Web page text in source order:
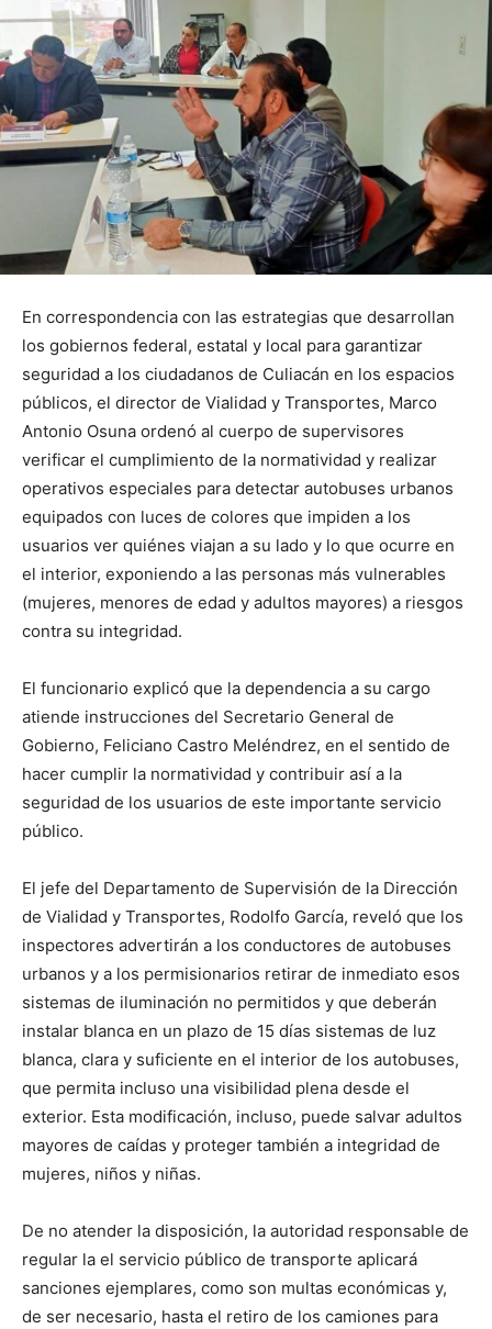
En correspondencia con las estrategias que desarrollan
los gobiernos federal, estatal y local para garantizar
seguridad a los ciudadanos de Culiacán en los espacios
públicos, el director de Vialidad y Transportes, Marco
Antonio Osuna ordenó al cuerpo de supervisores
verificar el cumplimiento de la normatividad y realizar
operativos especiales para detectar autobuses urbanos
equipados con luces de colores que impiden a los
usuarios ver quiénes viajan a su lado y lo que ocurre en
el interior, exponiendo a las personas más vulnerables
(mujeres, menores de edad y adultos mayores) a riesgos
contra su integridad.
El funcionario explicó que la dependencia a su cargo
atiende instrucciones del Secretario General de
Gobierno, Feliciano Castro Meléndrez, en el sentido de
hacer cumplir la normatividad y contribuir así a la
seguridad de los usuarios de este importante servicio
público.
El jefe del Departamento de Supervisión de la Dirección
de Vialidad y Transportes, Rodolfo García, reveló que los
inspectores advertirán a los conductores de autobuses
urbanos y a los permisionarios retirar de inmediato esos
sistemas de iluminación no permitidos y que deberán
instalar blanca en un plazo de 15 días sistemas de luz
blanca, clara y suficiente en el interior de los autobuses,
que permita incluso una visibilidad plena desde el
exterior. Esta modificación, incluso, puede salvar adultos
mayores de caídas y proteger también a integridad de
mujeres, niños y niñas.
De no atender la disposición, la autoridad responsable de
regular la el servicio público de transporte aplicará
sanciones ejemplares, como son multas económicas y,
de ser necesario, hasta el retiro de los camiones para